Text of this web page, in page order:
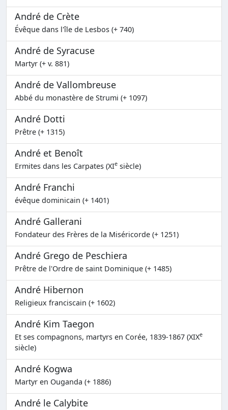
André de Crète
Évêque dans l'île de Lesbos (+ 740)
André de Syracuse
Martyr (+ v. 881)
André de Vallombreuse
Abbé du monastère de Strumi (+ 1097)
André Dotti
Prêtre (+ 1315)
André et Benoît
Ermites dans les Carpates (XIe siècle)
André Franchi
évêque dominicain (+ 1401)
André Gallerani
Fondateur des Frères de la Miséricorde (+ 1251)
André Grego de Peschiera
Prêtre de l'Ordre de saint Dominique (+ 1485)
André Hibernon
Religieux franciscain (+ 1602)
André Kim Taegon
Et ses compagnons, martyrs en Corée, 1839-1867 (XIXe
siècle)
André Kogwa
Martyr en Ouganda (+ 1886)
André le Calybite